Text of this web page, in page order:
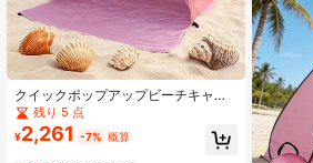
クイックポップアップビーチキャン
プテント - 広々としたアウトドア日
よけテント、キャリーバッグ付き、
家族や友人に最適、ブルー、三角デ
残り 5 点
¥2,261 -7% 概算